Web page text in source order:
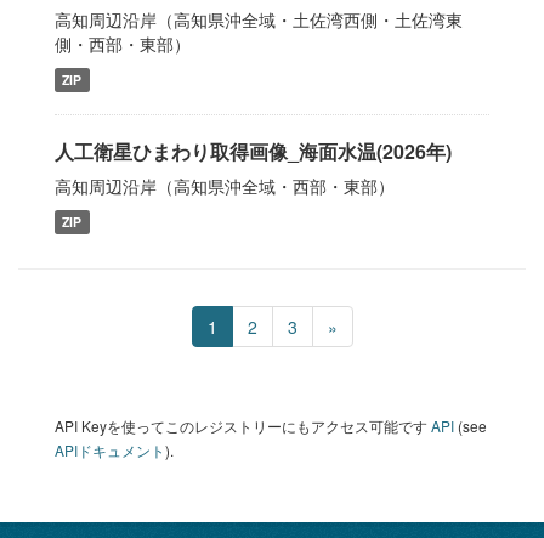
高知周辺沿岸（高知県沖全域・土佐湾西側・土佐湾東
側・西部・東部）
ZIP
人工衛星ひまわり取得画像_海面水温(2026年)
高知周辺沿岸（高知県沖全域・西部・東部）
ZIP
1 2 3 »
API Keyを使ってこのレジストリーにもアクセス可能ですAPI (see
APIドキュメント).